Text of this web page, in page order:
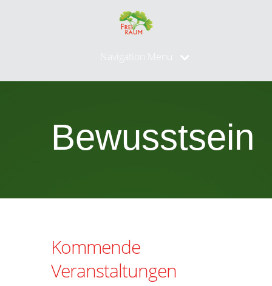
Navigation Menu
Bewusstsein
Kommende
Veranstaltungen